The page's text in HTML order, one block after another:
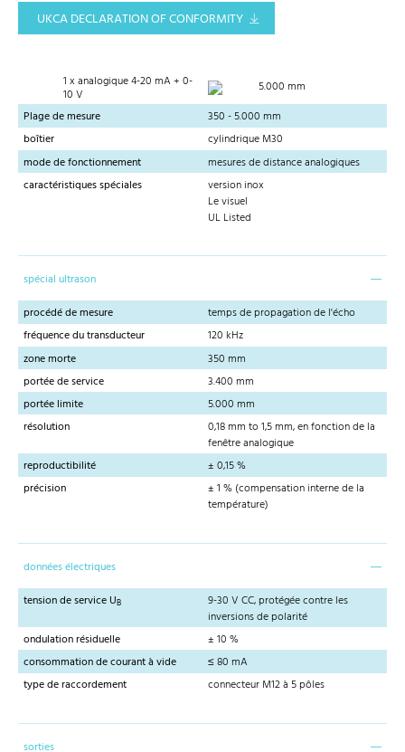
UKCA DECLARATION OF CONFORMITY
1 x analogique 4-20 mA + 0-
10 V
5.000 mm
Plage de mesure
350 - 5.000 mm
boîtier
cylindrique M30
mode de fonctionnement
mesures de distance analogiques
caractéristiques spéciales
version inox
Le visuel
UL Listed
spécial ultrason
procédé de mesure
temps de propagation de l'écho
fréquence du transducteur
120 kHz
zone morte
350 mm
portée de service
3.400 mm
portée limite
5.000 mm
résolution
0,18 mm to 1,5 mm, en fonction de la
fenêtre analogique
reproductibilité
± 0,15 %
précision
± 1 % (compensation interne de la
température)
données électriques
tension de service UB
9-30 V CC, protégée contre les
inversions de polarité
ondulation résiduelle
± 10 %
consommation de courant à vide
≤ 80 mA
type de raccordement
connecteur M12 à 5 pôles
sorties